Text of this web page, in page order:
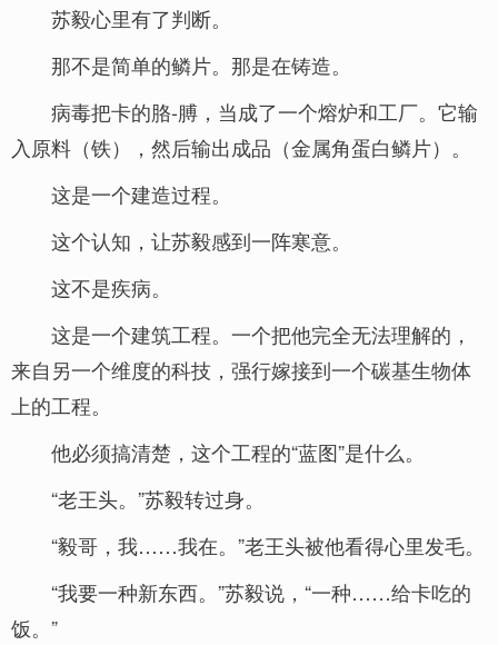
苏毅心里有了判断。
那不是简单的鳞片。那是在铸造。
病毒把卡的胳-膊，当成了一个熔炉和工厂。它输
入原料（铁），然后输出成品（金属角蛋白鳞片）。
这是一个建造过程。
这个认知，让苏毅感到一阵寒意。
这不是疾病。
这是一个建筑工程。一个把他完全无法理解的，
来自另一个维度的科技，强行嫁接到一个碳基生物体
上的工程。
他必须搞清楚，这个工程的“蓝图”是什么。
“老王头。”苏毅转过身。
“毅哥，我……我在。”老王头被他看得心里发毛。
“我要一种新东西。”苏毅说，“一种……给卡吃的
饭。”